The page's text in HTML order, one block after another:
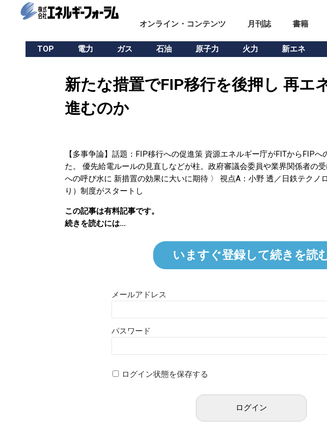
オンライン・コンテンツ 月刊誌 書籍
TOP 電力 ガス 石油 原子力 火力 新エネ
新たな措置でFIP移行を後押し 再エ
進むのか
【多事争論】話題：FIP移行への促進策 資源エネルギー庁がFITからFIP
た。 優先給電ルールの見直しなどが柱。政府審議会委員や業界関係者の
への呼び水に 新措置の効果に大いに期待 〉 視点A：小野 透／日鉄テクノ
り）制度がスタートし
この記事は有料記事です。
続きを読むには...
いますぐ登録して続きを読
メールアドレス
パスワード
ログイン状態を保存する